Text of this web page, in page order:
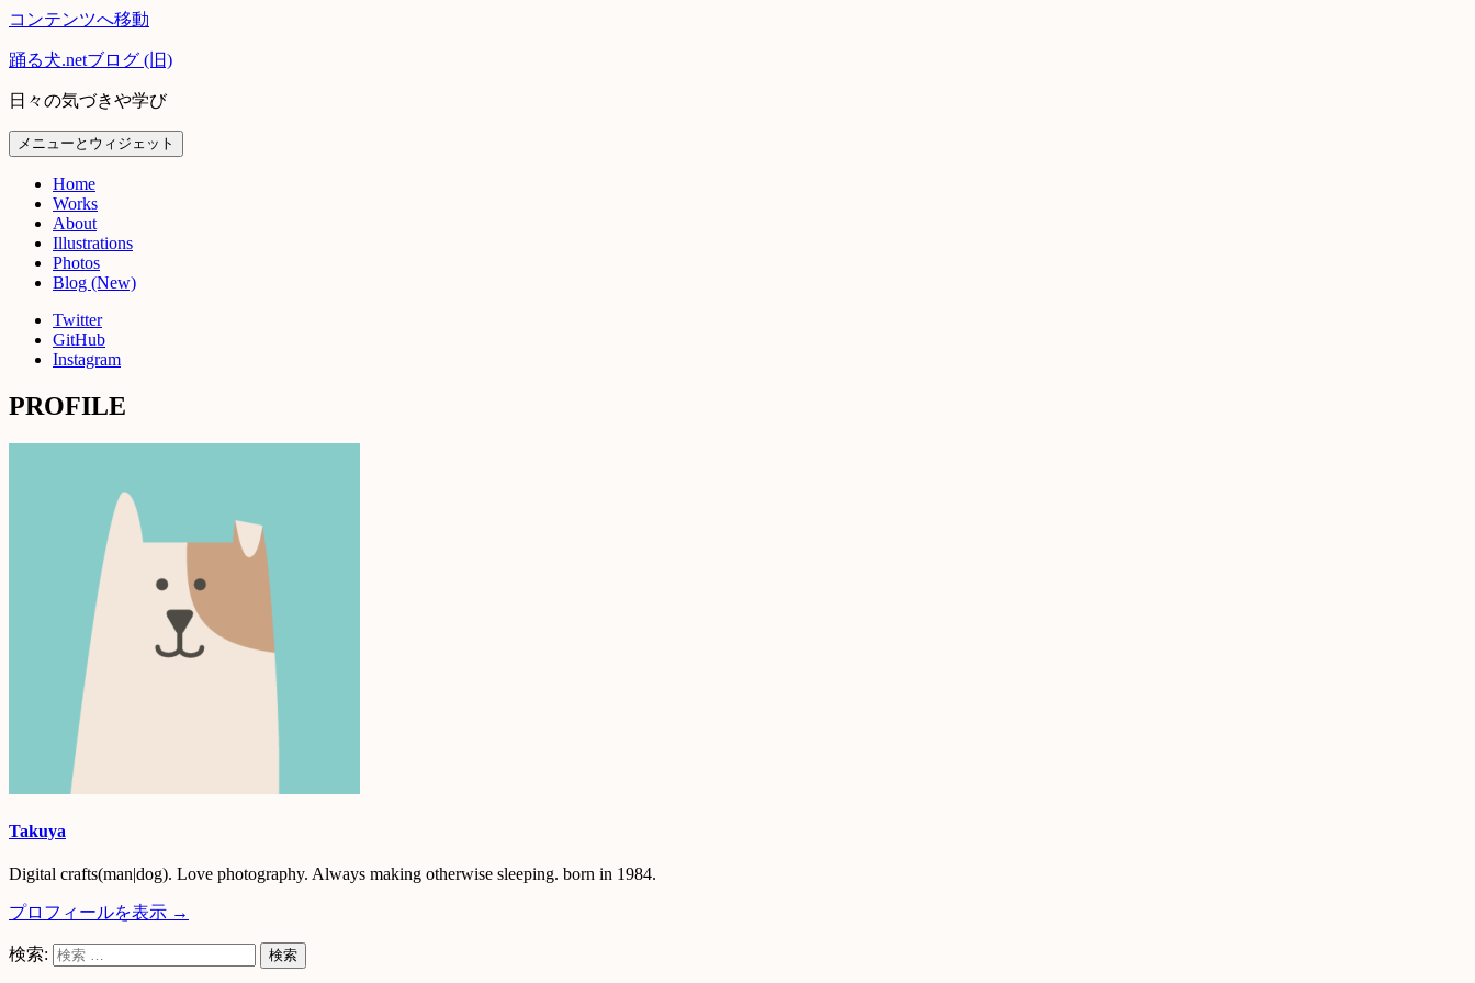
コンテンツへ移動
踊る犬.netブログ (旧)
日々の気づきや学び
メニューとウィジェット
Home
Works
About
Illustrations
Photos
Blog (New)
Twitter
GitHub
Instagram
PROFILE
Takuya
Digital crafts(man|dog). Love photography. Always making otherwise sleeping. born in 1984.
プロフィールを表示 →
検索: